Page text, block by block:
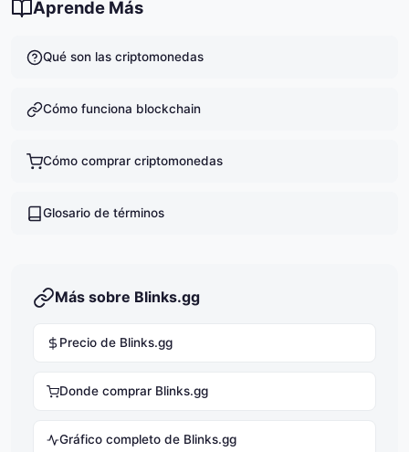
Aprende Más
Qué son las criptomonedas
Cómo funciona blockchain
Cómo comprar criptomonedas
Glosario de términos
Más sobre Blinks.gg
Precio de Blinks.gg
Donde comprar Blinks.gg
Gráfico completo de Blinks.gg